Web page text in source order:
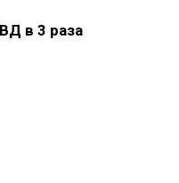
в 3 раза